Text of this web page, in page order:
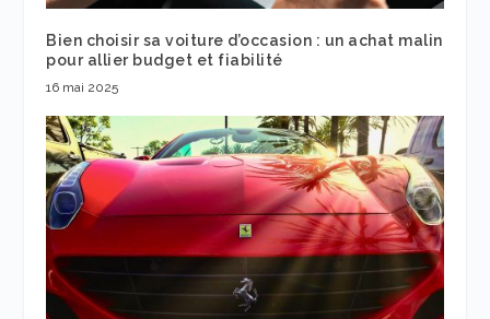
Bien choisir sa voiture d’occasion : un achat malin
pour allier budget et fiabilité
16 mai 2025